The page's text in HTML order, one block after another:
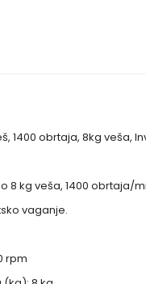
1400 obrtaja, 8kg veša,
Do 8 kg veša, 1400
vaganje.
rpm